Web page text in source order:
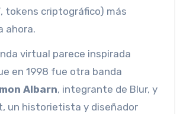
tokens criptográfico) más
ahora.
virtual parece inspirada
en 1998 fue otra banda
Albarn, integrante de Blur, y
un historietista y diseñador